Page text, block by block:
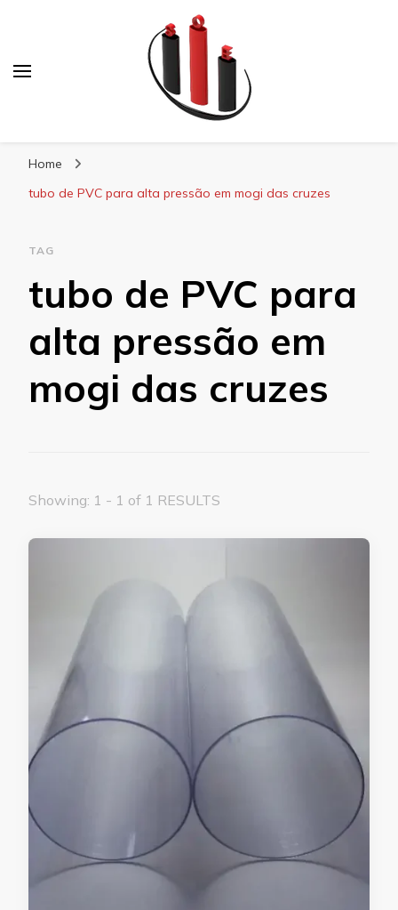
Home
tubo de PVC para alta pressão em mogi das cruzes
TAG
tubo de PVC para
alta pressão em
mogi das cruzes
Showing: 1 - 1 of 1 RESULTS